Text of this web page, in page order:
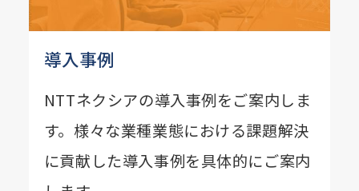
導入事例
NTTネクシアの導入事例をご案内しま
す。様々な業種業態における課題解決
に貢献した導入事例を具体的にご案内